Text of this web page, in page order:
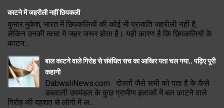
काटने में जहरीली नहीं छिपकली
कुमार मुकेश, भारत में छिपकलियों की कोई भी प्रजाति जहरीली नहीं है,
लेकिन उनकी त्वचा में जहर जरूर होता है। यही कारण है कि छिपकलियों के
काटन...
बाल काटने वाले गिरोह से संबंधित सच का आखिर पता चल गया.. पढ़िए पूरी
कहानी
DabwaliNews.com दोस्तों जैसे सभी को पता है के कैसे
डबवाली उपमंडल के कुछ ग्रामीण इलाकों में बल काटने वाले
गिरोह की दहशत से लोगो में अ...